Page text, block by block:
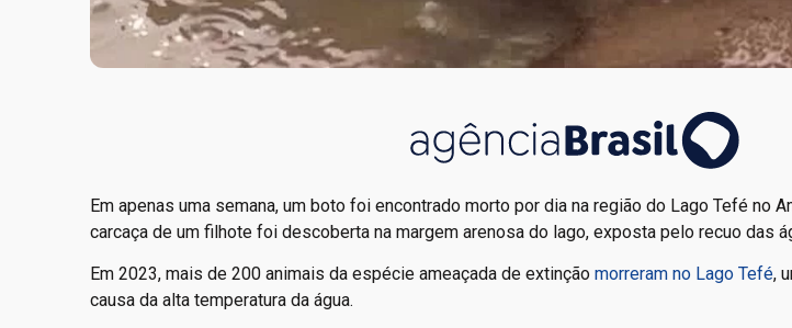
Em apenas uma semana, um boto foi encontrado morto por dia na região do Lago Tefé no
carcaça de um filhote foi descoberta na margem arenosa do lago, exposta pelo recuo das
Em 2023, mais de 200 animais da espécie ameaçada de extinção morreram no Lago Tefé,
causa da alta temperatura da água.